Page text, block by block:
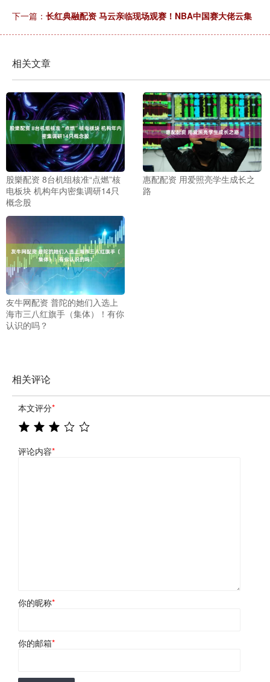
下一篇： 长红典融配资 马云亲临现场观赛！NBA中国赛大佬云集
相关文章
股樂配资 8台机组核准“点燃”核
电板块 机构年内密集调研14只
概念股
惠配配资 用爱照亮学生成长之
路
友牛网配资 普陀的她们入选上
海市三八红旗手（集体）！有你
认识的吗？
相关评论
本文评分*
评论内容*
你的昵称*
你的邮箱*